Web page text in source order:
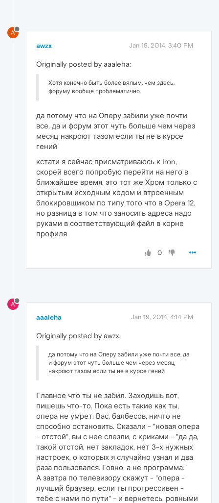
A
awzx Jan 19, 2014, 3:40 PM
Originally posted by aaaleha:
Хотя конечно быть более вялым, чем здесь,
форуму вообще проблематично.
да потому что на Оперу забили уже почти
все, да и форум этот чуть больше чем через
месяц накроют тазом если ты не в курсе
гений
кстати я сейчас присматриваюсь к Iron,
скорей всего попробую перейти на него в
ближайшее время. это тот же Хром только с
открытым исходным кодом и втроенным
блокировщиком по типу того что в Opera 12,
но разница в том что заносить адреса надо
руками в соответствующий файл в корне
профиля
0
A
aaaleha Jan 19, 2014, 4:14 PM
Originally posted by awzx:
да потому что на Оперу забили уже почти все, да
и форум этот чуть больше чем через месяц
накроют тазом если ты не в курсе гений
Главное что ты не забил. Заходишь вот,
пишешь что-то. Пока есть такие как ты,
опера не умрет. Вас, балбесов, ничто не
способно остановить. Сказали - "новая опера
- отстой", вы с нее слезли, с криками - "да да,
такой отстой, нет закладок, нет 3-х нужных
настроек, о которых я случайно узнал и два
раза пользовался. Говно, а не программа."
А завтра по телевизору скажут - "опера -
лучший браузер. если ты прогрессивен -
тебе с нами по пути" - и вернетесь, ровными